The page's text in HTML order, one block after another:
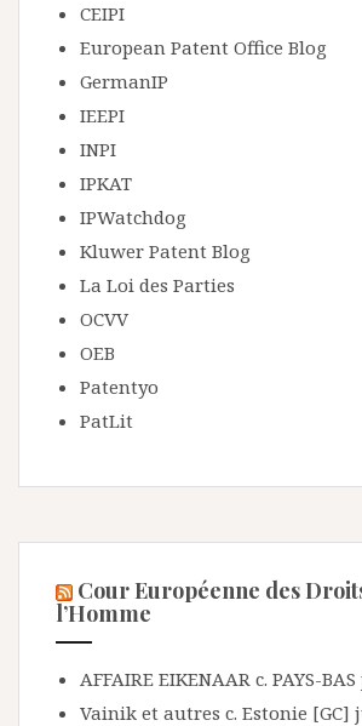
CEIPI
European Patent Office Blog
GermanIP
IEEPI
INPI
IPKAT
IPWatchdog
Kluwer Patent Blog
La Loi des Parties
OCVV
OEB
Patentyo
PatLit
Cour Européenne des
l’Homme
AFFAIRE EIKENAAR c. PAYS-BAS
Vainik et autres c. Estonie [GC]